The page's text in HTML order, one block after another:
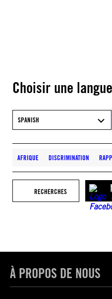
Choisir une
SPANISH
AFRIQUE DISCRIMINATION
RECHERCHES
À PROPOS DE NOUS